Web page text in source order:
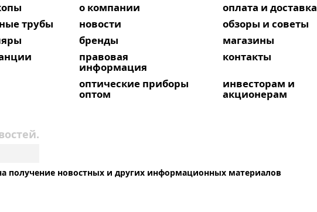
трубы
о компании
оплата и доставка
новости
обзоры и советы
бренды
магазины
правовая
информация
контакты
оптические приборы
оптом
инвесторам и
акционерам
получение новостных и других информационных материалов